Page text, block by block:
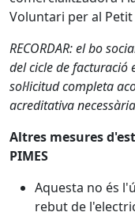
Voluntari per al Petit
RECORDAR: el bo
del cicle de facturació
sol·licitud completa
acreditativa
Altres mesures
PIMES
Aquesta no és
rebut de